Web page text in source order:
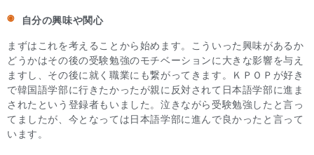
自分の興味や関心
まずはこれを考えることから始めます。こういった興味があるか
どうかはその後の受験勉強のモチベーションに大きな影響を与え
ますし、その後に就く職業にも繋がってきます。ＫＰＯＰが好き
で韓国語学部に行きたかったが親に反対されて日本語学部に進ま
されたという登録者もいました。泣きながら受験勉強したと言っ
てましたが、今となっては日本語学部に進んで良かったと言って
います。